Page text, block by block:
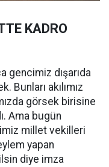
KADRO
gencimiz dışarıda
akılımız
görsek birisine
Ama bugün
millet vekilleri
yapan
diye imza